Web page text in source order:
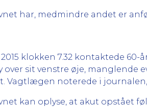
har, medmindre andet er
klokken 7.32 kontaktede 60-
over sit venstre øje, manglende
Vagtlægen noterede i
kan oplyse, at akut opstået